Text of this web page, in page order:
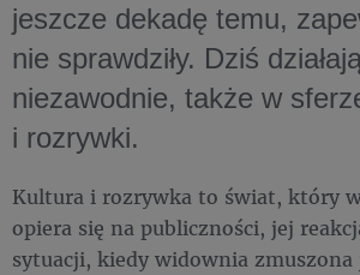
jeszcze dekadę temu,
nie sprawdziły. Dziś
niezawodnie, także w
i rozrywki.
Kultura i rozrywka to świat, który
opiera się na publiczności, jej
sytuacji, kiedy widownia zmuszona